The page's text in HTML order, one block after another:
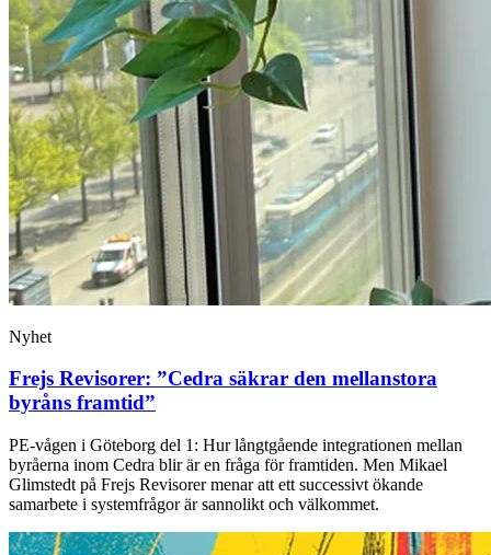
Nyhet
Frejs Revisorer: ”Cedra säkrar den mellanstora
byråns framtid”
PE-vågen i Göteborg del 1: Hur långtgående integrationen mellan
byråerna inom Cedra blir är en fråga för framtiden. Men Mikael
Glimstedt på Frejs Revisorer menar att ett successivt ökande
samarbete i systemfrågor är sannolikt och välkommet.